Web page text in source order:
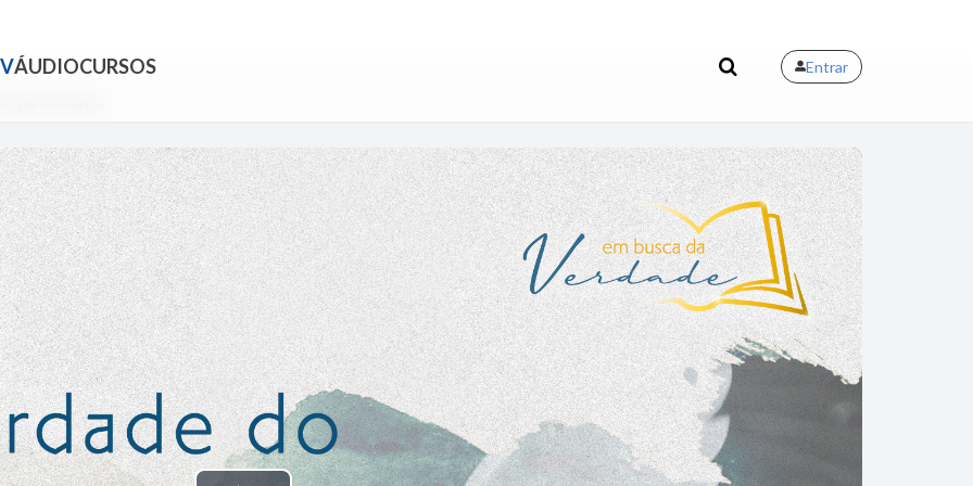
ÁUDIOCURSOS Entrar